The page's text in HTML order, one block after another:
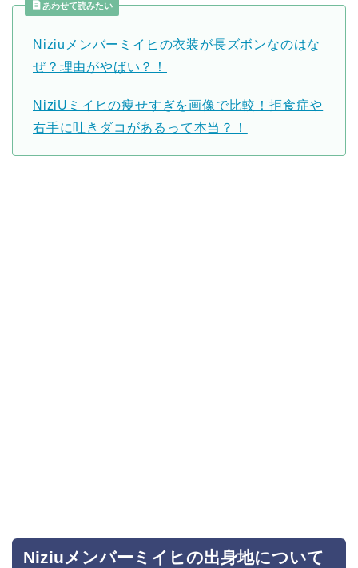
あわせて読みたい
Niziuメンバーミイヒの衣装が長ズボンなのはな
ぜ？理由がやばい？！
NiziUミイヒの痩せすぎを画像で比較！拒食症や
右手に吐きダコがあるって本当？！
Niziuメンバーミイヒの出身地について